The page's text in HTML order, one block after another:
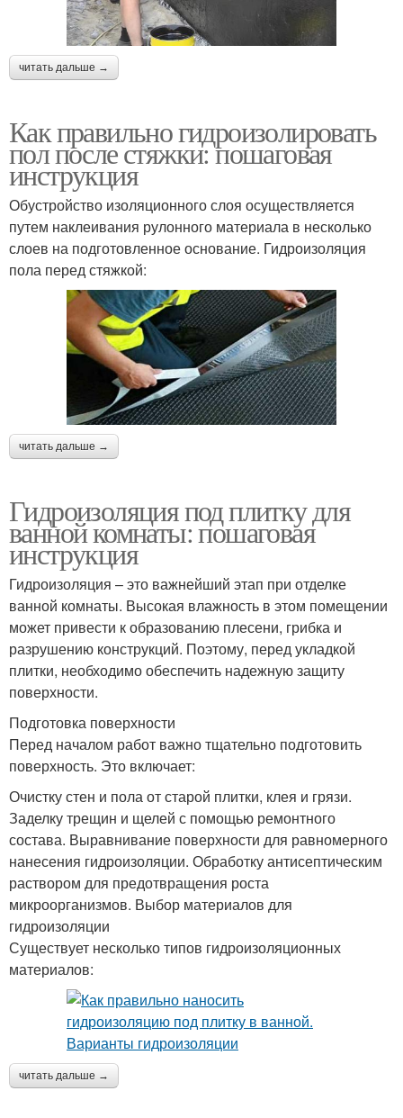
читать дальше →
Как правильно гидроизолировать
пол после стяжки: пошаговая
инструкция
Обустройство изоляционного слоя осуществляется
путем наклеивания рулонного материала в несколько
слоев на подготовленное основание. Гидроизоляция
пола перед стяжкой:
читать дальше →
Гидроизоляция под плитку для
ванной комнаты: пошаговая
инструкция
Гидроизоляция – это важнейший этап при отделке
ванной комнаты. Высокая влажность в этом помещении
может привести к образованию плесени, грибка и
разрушению конструкций. Поэтому, перед укладкой
плитки, необходимо обеспечить надежную защиту
поверхности.
Подготовка поверхности
Перед началом работ важно тщательно подготовить
поверхность. Это включает:
Очистку стен и пола от старой плитки, клея и грязи.
Заделку трещин и щелей с помощью ремонтного
состава. Выравнивание поверхности для равномерного
нанесения гидроизоляции. Обработку антисептическим
раствором для предотвращения роста
микроорганизмов. Выбор материалов для
гидроизоляции
Существует несколько типов гидроизоляционных
материалов:
читать дальше →